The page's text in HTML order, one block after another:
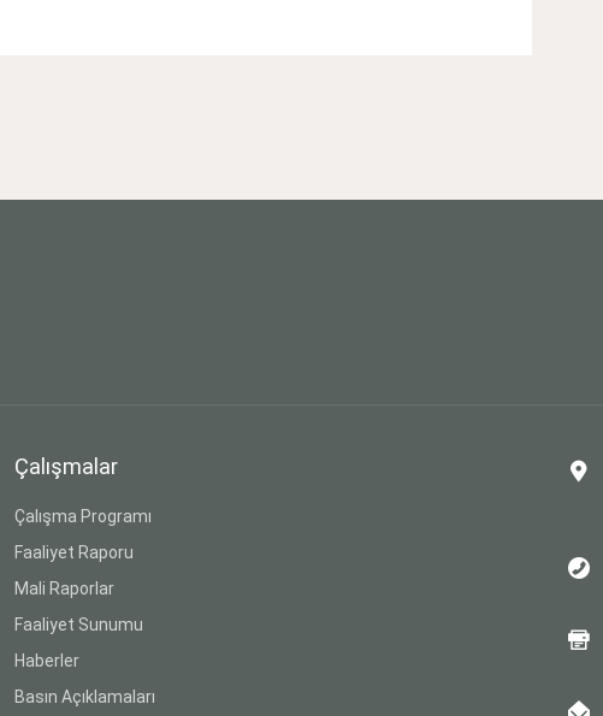
Çalışmalar
Çalışma Programı
Faaliyet Raporu
Mali Raporlar
Faaliyet Sunumu
Haberler
Basın Açıklamaları